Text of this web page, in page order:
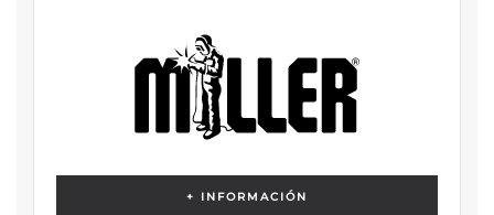
+ INFORMACIÓN